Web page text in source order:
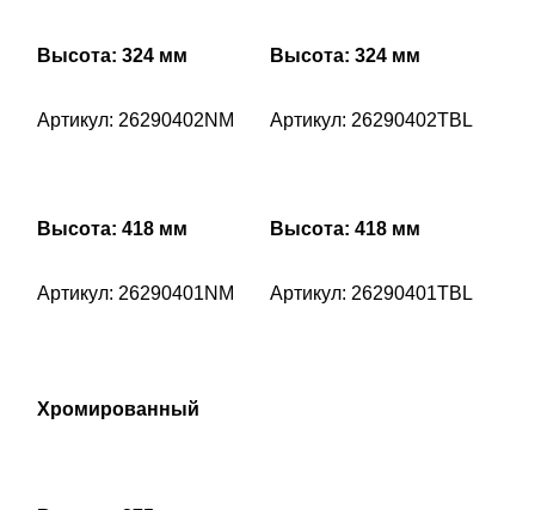
Высота: 324 мм
Артикул: 26290402NM
Высота: 418 мм
Артикул: 26290401NM
Высота: 324 мм
Артикул: 26290402TBL
Высота: 418 мм
Артикул: 26290401TBL
Хромированный